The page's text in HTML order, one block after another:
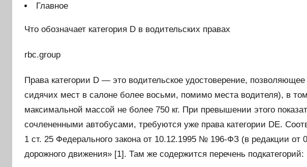
Главное
Что обозначает категория D в водительских правах
rbc.group
Права категории D — это водительское удостоверение,
сидячих мест в салоне более восьми, помимо места водителя), в
максимальной массой не более 750 кг. При превышении этого
сочлененными автобусами, требуются уже права категории DE.
1 ст. 25 Федерального закона от 10.12.1995 № 196-ФЗ (в редакции от
дорожного движения» [1]. Там же содержится перечень подкатегорий: